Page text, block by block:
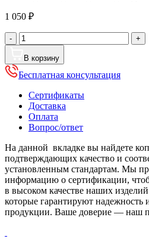
1 050 ₽
-
Количество
товара
Угол
D
220
мм,
угол
90,
RAL
8019
(Серо-
коричневый)
+
В корзину
Бесплатная консультация
Сертификаты
Доставка
Оплата
Вопрос/ответ
На данной вкладке вы найдете
подтверждающих качество и
установленным стандартам. Мы
информацию о сертификации,
в высоком качестве наших
которые гарантируют надежность
продукции. Ваше доверие — наш